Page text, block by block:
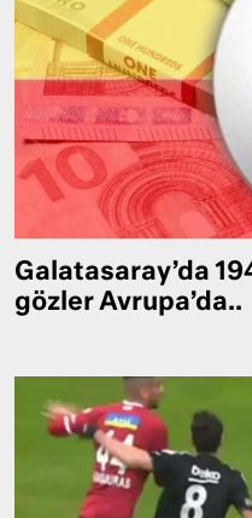
Galatasaray’da
gözler Avrupa’da..